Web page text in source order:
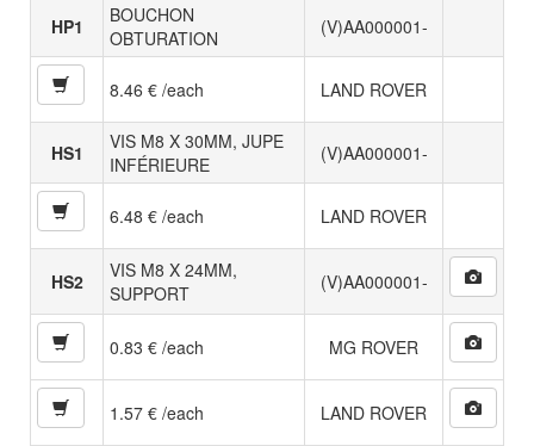
HP1
BOUCHON
OBTURATION
(V)AA000001-
8.46 € /each LAND ROVER
HS1
VIS M8 X 30MM, JUPE
INFÉRIEURE
(V)AA000001-
6.48 € /each LAND ROVER
HS2
VIS M8 X 24MM,
SUPPORT
(V)AA000001-
0.83 € /each MG ROVER
1.57 € /each LAND ROVER